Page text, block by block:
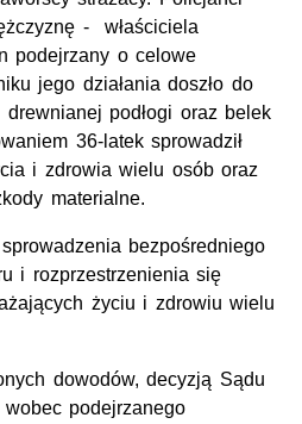
- właściciela
podejrzany o celowe
jego działania doszło do
podłogi oraz belek
36-latek sprowadził
i zdrowia wielu osób oraz
materialne.
bezpośredniego
i rozprzestrzenienia się
życiu i zdrowiu wielu
dowodów, decyzją Sądu
podejrzanego